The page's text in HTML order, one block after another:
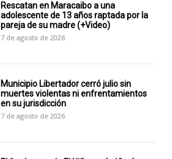
Rescatan en Maracaibo a una
adolescente de 13 años raptada por la
pareja de su madre (+Video)
7 de agosto de 2026
Municipio Libertador cerró julio sin
muertes violentas ni enfrentamientos
en su jurisdicción
7 de agosto de 2026